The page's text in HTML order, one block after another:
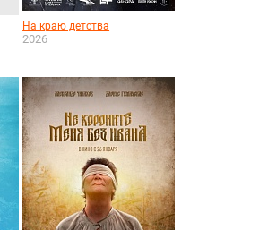
На краю детства
2026